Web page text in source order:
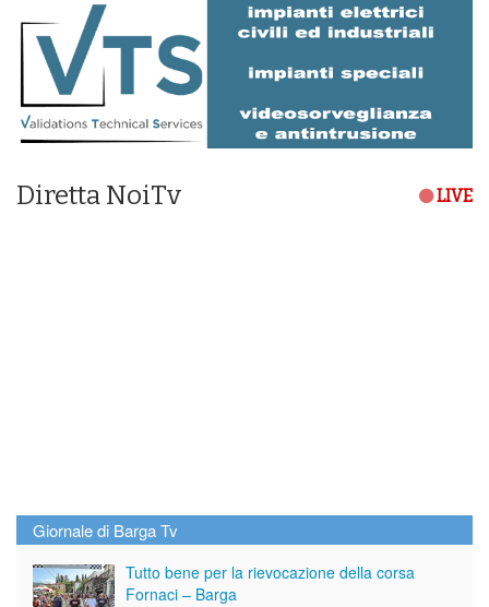
Diretta NoiTv LIVE
Giornale di Barga Tv
Tutto bene per la rievocazione della corsa
Fornaci – Barga